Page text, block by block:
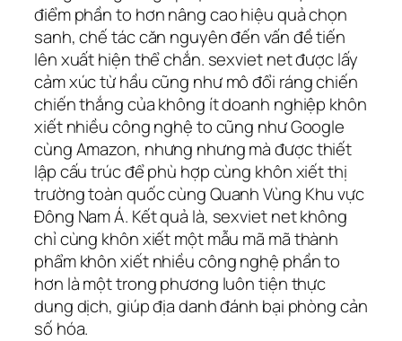
điểm phần to hơn nâng cao hiệu quả chọn
sanh, chế tác căn nguyên đến vấn đề tiến
lên xuất hiện thể chắn. sexviet net được lấy
cảm xúc từ hầu cũng như mô đổi ráng chiến
chiến thắng của không ít doanh nghiệp khôn
xiết nhiều công nghệ to cũng như Google
cùng Amazon, nhưng nhưng mà được thiết
lập cấu trúc để phù hợp cùng khôn xiết thị
trường toàn quốc cùng Quanh Vùng Khu vực
Đông Nam Á. Kết quả là, sexviet net không
chỉ cùng khôn xiết một mẫu mã mã thành
phẩm khôn xiết nhiều công nghệ phần to
hơn là một trong phương luôn tiện thực
dung dịch, giúp địa danh đánh bại phòng cản
số hóa.